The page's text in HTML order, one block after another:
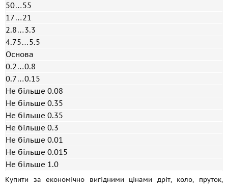
50…55
17…21
2.8…3.3
4.75…5.5
Основа
0.2…0.8
0.7…0.15
Не більше 0.08
Не більше 0.35
Не більше 0.35
Не більше 0.3
Не більше 0.01
Не більше 0.015
Не більше 1.0
Купити за економічно вигідними цінами дріт, коло, пруток,